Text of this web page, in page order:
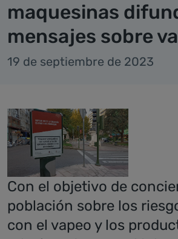
maquesinas
mensajes sobre
19 de septiembre de 2023
Con el objetivo de
población sobre los
con el vapeo y los